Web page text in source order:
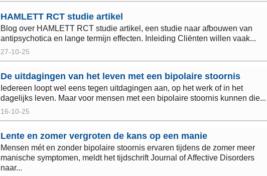
HAMLETT RCT studie artikel
Blog over HAMLETT RCT studie artikel, een studie naar afbouwen van
antipsychotica en lange termijn effecten. Inleiding Cliënten willen vaak...
27-10-25
De uitdagingen van het leven met een bipolaire stoornis
Iedereen loopt wel eens tegen uitdagingen aan, op het werk of in het
dagelijks leven. Maar voor mensen met een bipolaire stoornis kunnen die...
16-10-25
Lente en zomer vergroten de kans op een manie
Mensen mét en zonder bipolaire stoornis ervaren tijdens de zomer meer
manische symptomen, meldt het tijdschrift Journal of Affective Disorders
naar...